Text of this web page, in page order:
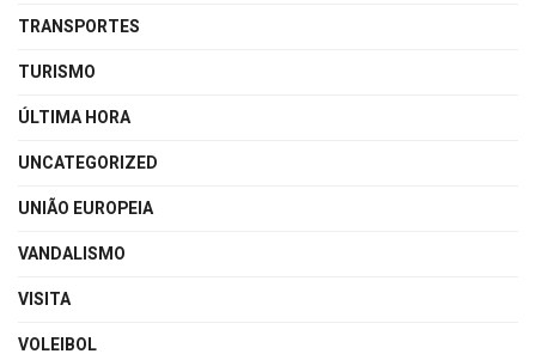
TRANSPORTES
TURISMO
ÚLTIMA HORA
UNCATEGORIZED
UNIÃO EUROPEIA
VANDALISMO
VISITA
VOLEIBOL